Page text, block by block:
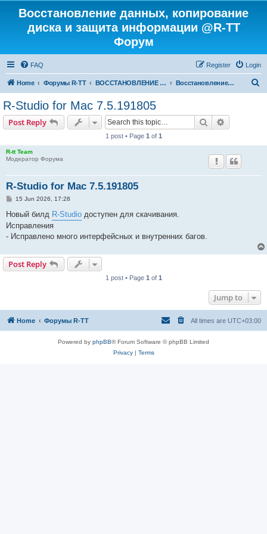
Восстановление данных, копирование
диска и защита информации @R-TT
Форум
FAQ Login
Register
Home Форумы R-TT ВОССТАНОВЛЕНИЕ ДАННЫХ И УДАЛЕННЫХ ФАЙЛОВ Восстановление данных
R-Studio for Mac 7.5.191805
Post Reply Search
1 post • Page 1 of 1
R-tt Team
Модератор Форума
R-Studio for Mac 7.5.191805
P
s
15 Jun 2026, 17:28
Новый билд R-Studio доступен для скачивания.
Исправления
- Исправлено много интерфейсных и внутренних багов.
Post Reply
1 post • Page 1 of 1
Jump to
Home Форумы R-TT All times are UTC+03:00
Powered by phpBB® Forum Software © phpBB Limited
Privacy| Terms